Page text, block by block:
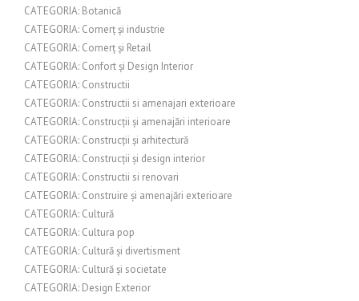
CATEGORIA: Botanică
CATEGORIA: Comerț și industrie
CATEGORIA: Comerț și Retail
CATEGORIA: Confort și Design Interior
CATEGORIA: Constructii
CATEGORIA: Constructii si amenajari exterioare
CATEGORIA: Construcții și amenajări interioare
CATEGORIA: Construcții și arhitectură
CATEGORIA: Construcții și design interior
CATEGORIA: Constructii si renovari
CATEGORIA: Construire și amenajări exterioare
CATEGORIA: Cultură
CATEGORIA: Cultura pop
CATEGORIA: Cultură și divertisment
CATEGORIA: Cultură și societate
CATEGORIA: Design Exterior